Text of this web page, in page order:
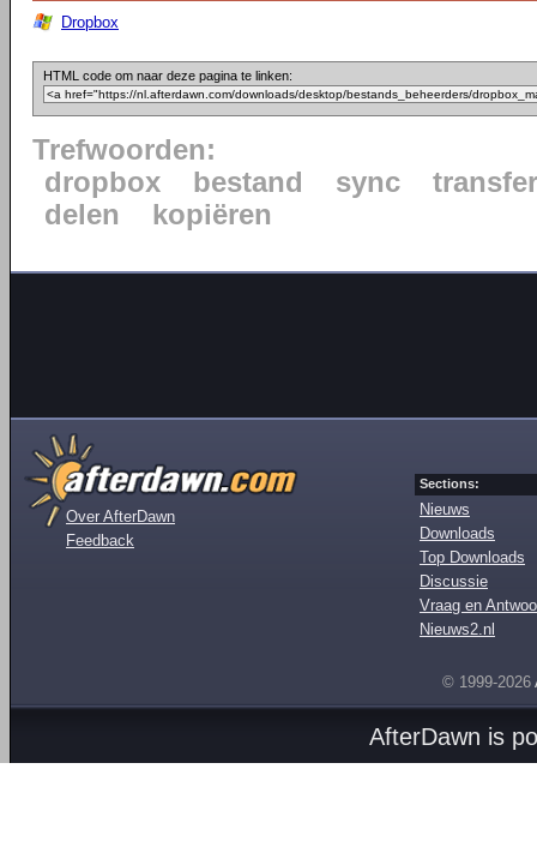
Dropbox
HTML code om naar deze pagina te linken:
Trefwoorden:
dropbox
bestand sync
transfer
delen
kopiëren
Over AfterDawn
Feedback
Sections:
Nieuws
Downloads
Top Downloads
Discussie
Vraag en
Nieuws2.nl
© 1999-2026
AfterDawn is